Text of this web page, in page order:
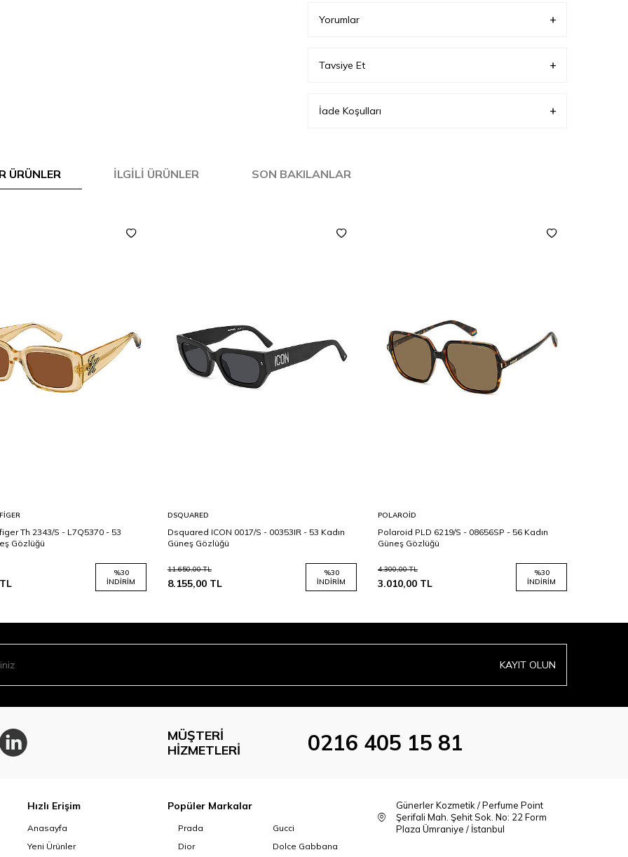
Yorumlar
Tavsiye Et
İade Koşulları
ÜRÜNLER İLGILI ÜRÜNLER SON BAKILANLAR
Th 2343/S - L7Q5370 - 53
Gözlüğü
TL
%30
İNDIRIM
DSQUARED
Dsquared ICON 0017/S - 00353IR - 53 Kadın
Güneş Gözlüğü
11.650,00TL
8.155,00 TL
%30
İNDIRIM
POLAROID
Polaroid PLD 6219/S - 08656SP - 56 Kadın
Güneş Gözlüğü
4.300,00TL
3.010,00 TL
%30
İNDIRIM
KAYIT OLUN
MÜŞTERI
HIZMETLERI
0216 405 15 81
Hızlı Erişim
Anasayfa
Yeni Ürünler
Popüler Markalar
Prada
Gucci
Dior
Dolce Gabbana
Günerler Kozmetik / Perfume Point
Şerifali Mah. Şehit Sok. No: 22 Form
Plaza Ümraniye / İstanbul